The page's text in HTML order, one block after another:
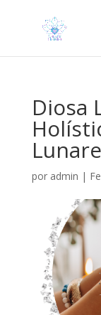
Diosa
por admin |